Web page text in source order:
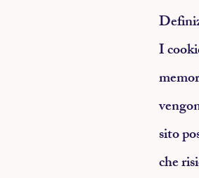
I
sito
che